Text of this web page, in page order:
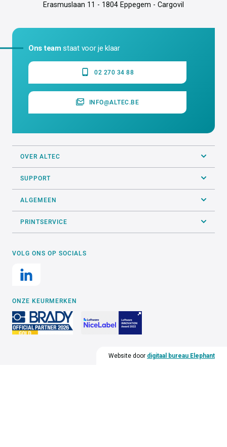
Erasmuslaan 11 - 1804 Eppegem - Cargovil
Ons team staat voor je klaar
02 270 34 88
INFO@ALTEC.BE
OVER ALTEC
SUPPORT
ALGEMEEN
PRINTSERVICE
VOLG ONS OP SOCIALS
ONZE KEURMERKEN
Website door digitaal bureau Elephant